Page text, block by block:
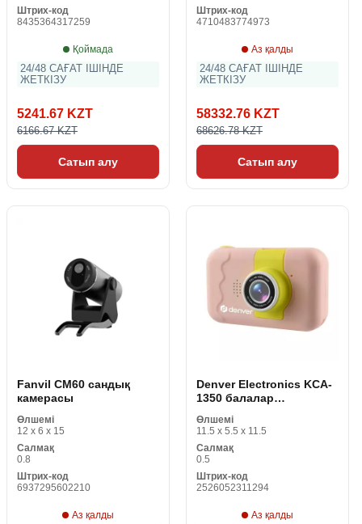
Штрих-код
8435364317259
Қоймада
24/48 САҒАТ ІШІНДЕ
ЖЕТКІЗУ
5241.67 KZT
6166.67 KZT
Сатып алу
Штрих-код
4710483774973
Аз қалды
24/48 САҒАТ ІШІНДЕ
ЖЕТКІЗУ
58332.76 KZT
68626.78 KZT
Сатып алу
Fanvil CM60 сандық
камерасы
Өлшемі
12 x 6 x 15
Салмақ
0.8
Штрих-код
6937295602210
Аз қалды
Denver Electronics KCA-
1350 балалар
Өлшемі
11.5 x 5.5 x 11.5
Салмақ
0.5
Штрих-код
2526052311294
Аз қалды